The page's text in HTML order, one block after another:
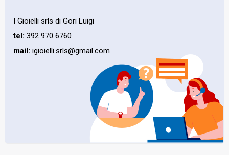
I Gioielli srls di Gori Luigi
tel: 392 970 6760
mail: igioielli.srls@gmail.com